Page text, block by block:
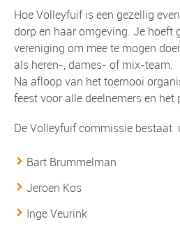
Hoe Volleyfuif is een gezellig
dorp en haar omgeving. Je hoeft
vereniging om mee te mogen
als heren-, dames- of mix-team.
Na afloop van het toernooi
feest voor alle deelnemers en het
De Volleyfuif commissie bestaat
Bart Brummelman
Jeroen Kos
Inge Veurink